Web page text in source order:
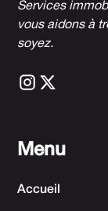
Services
vous aidons à
soyez.
Menu
Accueil